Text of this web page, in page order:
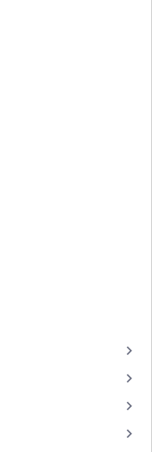
keyboard_arrow_right
keyboard_arrow_right
keyboard_arrow_right
keyboard_arrow_right